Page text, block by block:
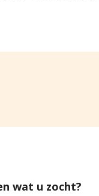
wat u zocht?